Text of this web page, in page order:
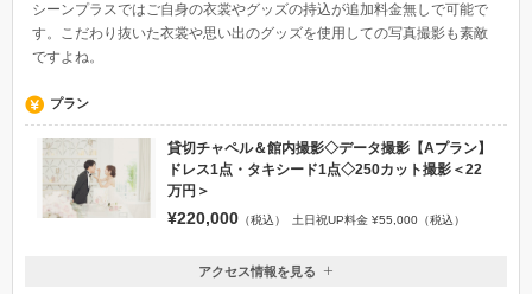
シーンプラスではご自身の衣裳やグッズの持込が追加料金無しで可能で
す。こだわり抜いた衣裳や思い出のグッズを使用しての写真撮影も素敵
ですよね。
プラン
貸切チャペル＆館内撮影◇データ撮影【Aプラン】
ドレス1点・タキシード1点◇250カット撮影＜22
万円＞
¥220,000 （税込） 土日祝UP料金 ¥55,000（税込）
アクセス情報を見る